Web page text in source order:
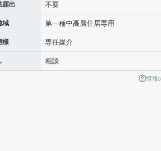
届出 不要
域 第一種中高層住居専用
様 専任媒介
相談
情報